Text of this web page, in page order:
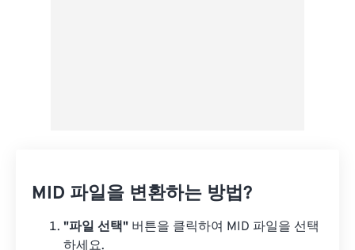
MID 파일을 변환하는 방법?
"파일 선택" 버튼을 클릭하여 MID 파일을 선택
하세요.